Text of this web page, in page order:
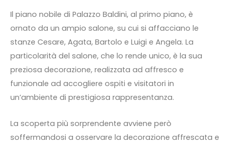
Il piano nobile di Palazzo Baldini, al primo piano, è
ornato da un ampio salone, su cui si affacciano le
stanze Cesare, Agata, Bartolo e Luigi e Angela. La
particolarità del salone, che lo rende unico, è la sua
preziosa decorazione, realizzata ad affresco e
funzionale ad accogliere ospiti e visitatori in
un’ambiente di prestigiosa rappresentanza.
La scoperta più sorprendente avviene però
soffermandosi a osservare la decorazione affrescata e